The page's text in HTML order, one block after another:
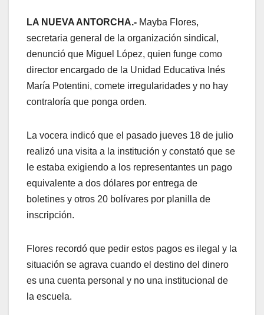
LA NUEVA ANTORCHA.- Mayba Flores,
secretaria general de la organización sindical,
denunció que Miguel López, quien funge como
director encargado de la Unidad Educativa Inés
María Potentini, comete irregularidades y no hay
contraloría que ponga orden.
La vocera indicó que el pasado jueves 18 de julio
realizó una visita a la institución y constató que se
le estaba exigiendo a los representantes un pago
equivalente a dos dólares por entrega de
boletines y otros 20 bolívares por planilla de
inscripción.
Flores recordó que pedir estos pagos es ilegal y la
situación se agrava cuando el destino del dinero
es una cuenta personal y no una institucional de
la escuela.